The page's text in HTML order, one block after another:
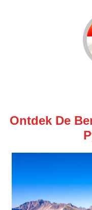
Ontdek De